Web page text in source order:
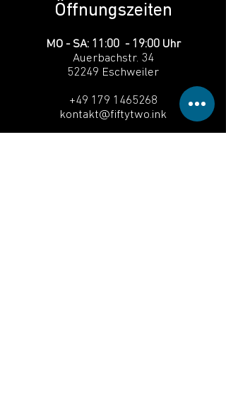
Öffnungszeiten
MO - SA: 11:00 - 19:00 Uhr
Auerbachstr. 34
52249 Eschweiler
+49 179 1465268
kontakt@fiftytwo.ink